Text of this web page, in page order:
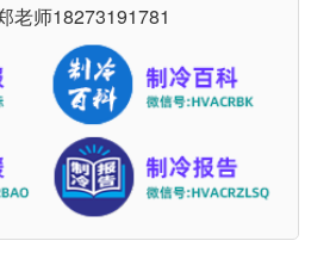
老师18273191781